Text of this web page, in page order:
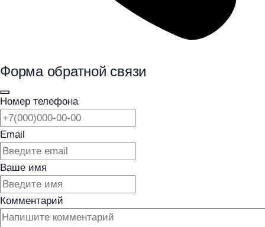
Форма обратной связи
Номер телефона
Email
Ваше имя
Комментарий